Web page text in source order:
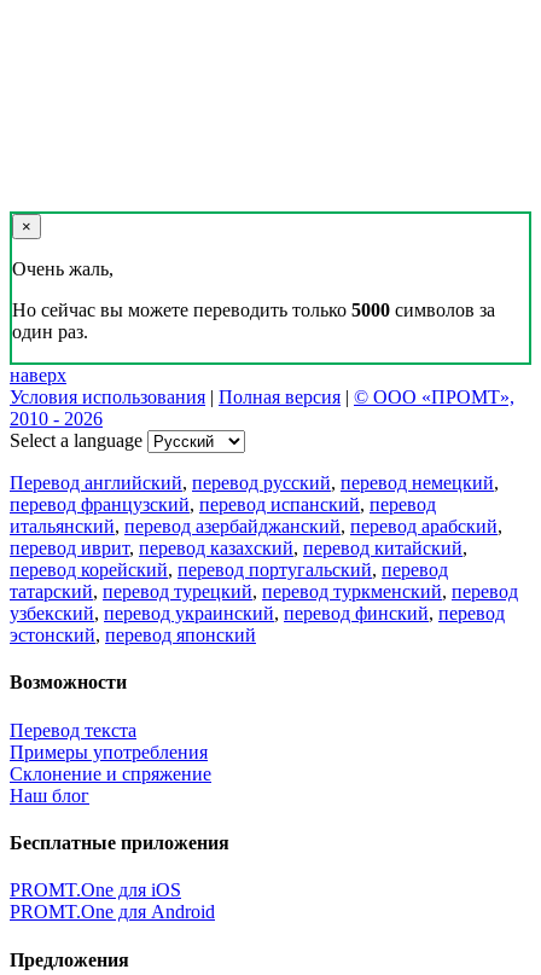
Цифровая эволюция перевода: как вузам бесплатно получить
CAT-систему PROMT Translation Factory
18 февраля 2026 года прошел очередной вебинар,
посвященный Академической программе компании PROMT
для представителей высших учебных заведений. Вебинар
провела Наталья Железняк, руководитель лингвистич
01.03.2026
Поделиться переводом
×
идет загрузка...
×